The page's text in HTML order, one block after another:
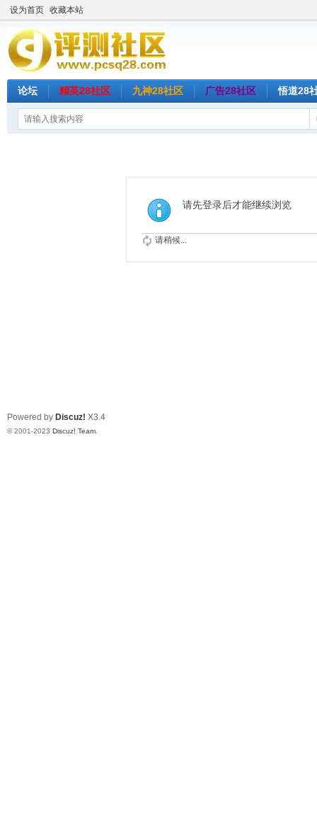
设为首页 收藏本站
论坛 精英28社区 九神28社区 广告28社区 悟道28
请先登录后才能继续浏览
请稍候...
Powered by Discuz! X3.4
© 2001-2023 Discuz! Team